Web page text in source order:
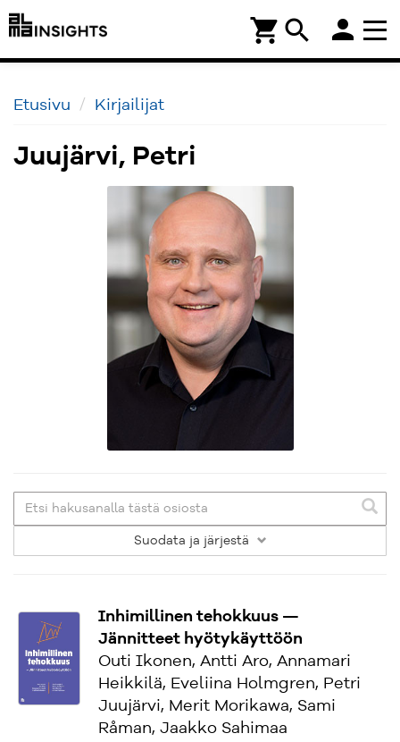
search
shopping_cart person
Etusivu Kirjailijat
Juujärvi, Petri
Suodata ja järjestä
Inhimillinen tehokkuus —
Jännitteet hyötykäyttöön
Outi Ikonen, Antti Aro, Annamari
Heikkilä, Eveliina Holmgren, Petri
Juujärvi, Merit Morikawa, Sami
Råman, Jaakko Sahimaa